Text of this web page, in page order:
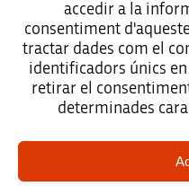
accedir a la
consentiment
tractar dades com el
identificadors únics
retirar el
determinades
Avíso legal
Política de protección de
Registro de actividades de